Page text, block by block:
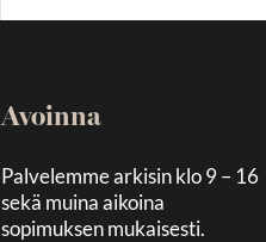
Avoinna
Palvelemme arkisin klo 9 – 16
sekä muina aikoina
sopimuksen mukaisesti.